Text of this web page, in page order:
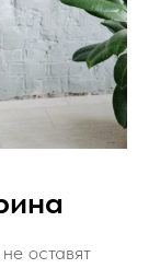
оставят